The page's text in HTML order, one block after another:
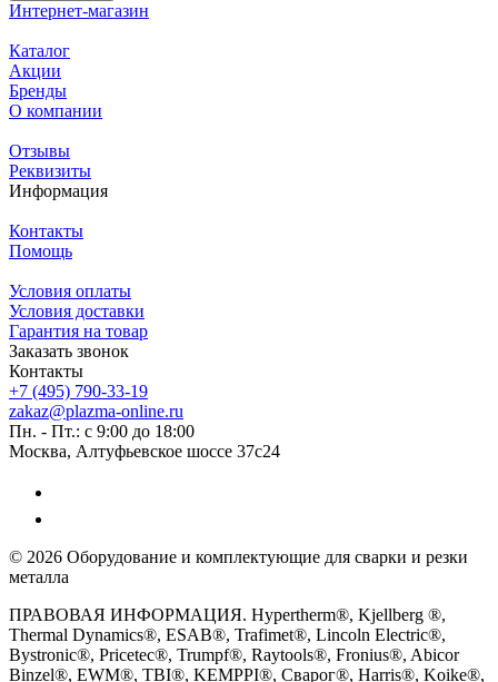
Интернет-магазин
Каталог
Акции
Бренды
О компании
Отзывы
Реквизиты
Информация
Контакты
Помощь
Условия оплаты
Условия доставки
Гарантия на товар
Заказать звонок
Контакты
+7 (495) 790-33-19
zakaz@plazma-online.ru
Пн. - Пт.: с 9:00 до 18:00
Москва, Алтуфьевское шоссе 37с24
© 2026 Оборудование и комплектующие для сварки и резки
металла
ПРАВОВАЯ ИНФОРМАЦИЯ. Hypertherm®, Kjellberg ®,
Thermal Dynamics®, ESAB®, Trafimet®, Lincoln Electric®,
Bystronic®, Pricetec®, Trumpf®, Raytools®, Fronius®, Abicor
Binzel®, EWM®, TBI®, KEMPPI®, Сварог®, Harris®, Koike®,